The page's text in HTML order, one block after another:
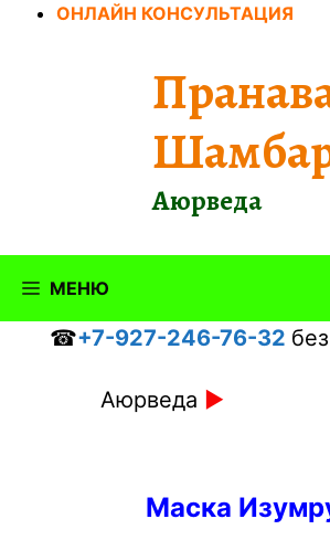
ПерейтиОНЛАЙН КОНСУЛЬТАЦИЯ
Аюрведа
МЕНЮ
☎+7-927-246-76-32
Аюрведа ►
Маска